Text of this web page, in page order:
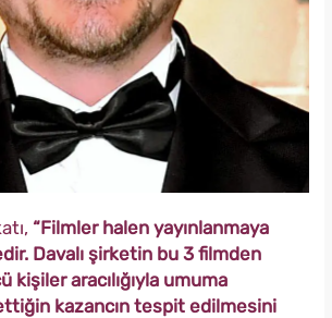
“Filmler halen yayınlanmaya
Davalı şirketin bu 3 filmden
kişiler aracılığıyla umuma
kazancın tespit edilmesini